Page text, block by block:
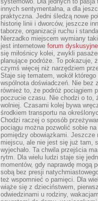
innych sentymentalna, a dla
praktyczna. Jedni śledzą nowe
historię linii i dworców, jeszcze
taborze, organizacji ruchu i
Nierzadko miejscem wymiany
jest internetowe forum dyskusyjne
się miłośnicy kolei, zwykli
planujące podróże. To pokazuje,
czymś więcej niż narzędziem
Staje się tematem, wokół
wspólnota doświadczeń. Nie bez
również to, że podróż pociągiem
poczucie czasu. Nie chodzi o to,
wolniej. Czasami kolej bywa
środkiem transportu na
Chodzi raczej o sposób
pociągu można pozwolić sobie
pomiędzy obowiązkami. Jeszcze
miejscu, ale nie jest się już tam,
wyjechało. Ta chwila przejścia
rytm. Dla wielu ludzi staje się
momentów, gdy naprawdę mogą
sobą bez presji
też wspomnieć o pamięci. Dla
wiąże się z dzieciństwem,
odwiedzinami u rodziny,